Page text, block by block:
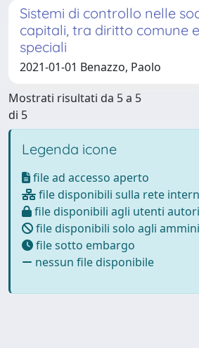
Sistemi di controllo nelle
capitali, tra diritto comune
speciali
2021-01-01 Benazzo, Paolo
Mostrati risultati da 5 a 5
di 5
Legenda icone
file ad accesso aperto
file disponibili sulla rete
file disponibili agli utenti
file disponibili solo agli
file sotto embargo
nessun file disponibile